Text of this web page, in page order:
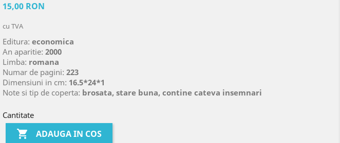
15,00 RON
cu TVA
Editura: economica
An aparitie: 2000
Limba: romana
Numar de pagini: 223
Dimensiuni in cm: 16.5*24*1
Note si tip de coperta: brosata, stare buna, contine cateva insemnari
Cantitate
 ADAUGA IN COS